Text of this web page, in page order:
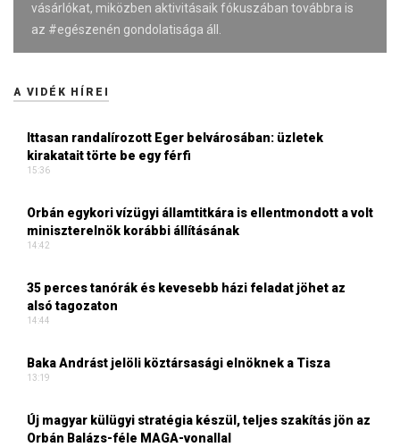
vásárlókat, miközben aktivitásaik fókuszában továbbra is
az #egészenén gondolatisága áll.
A VIDÉK HÍREI
Ittasan randalírozott Eger belvárosában: üzletek
kirakatait törte be egy férfi
15:36
Orbán egykori vízügyi államtitkára is ellentmondott a volt
miniszterelnök korábbi állításának
14:42
35 perces tanórák és kevesebb házi feladat jöhet az
alsó tagozaton
14:44
Baka Andrást jelöli köztársasági elnöknek a Tisza
13:19
Új magyar külügyi stratégia készül, teljes szakítás jön az
Orbán Balázs-féle MAGA-vonallal